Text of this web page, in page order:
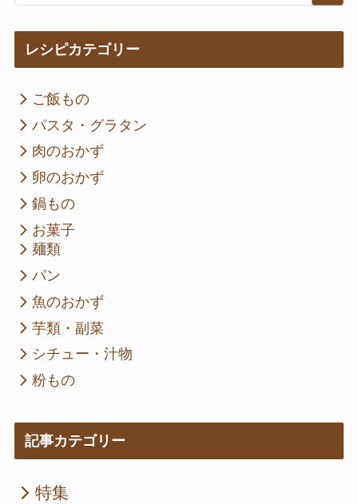
レシピカテゴリー
ご飯もの
パスタ・グラタン
肉のおかず
卵のおかず
鍋もの
お菓子
麺類
パン
魚のおかず
芋類・副菜
シチュー・汁物
粉もの
記事カテゴリー
特集